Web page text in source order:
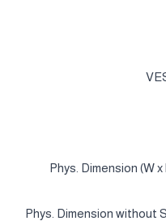
Phys. Dimension (W x
Phys. Dimension without